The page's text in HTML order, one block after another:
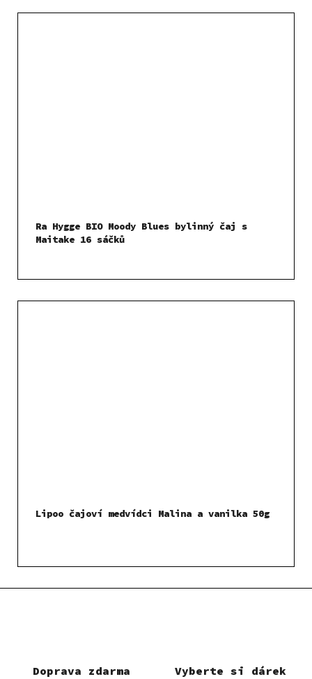
Doprava zdarma Vyberte si dárek
Ra Hygge BIO Moody Blues bylinný čaj s
Maitake 16 sáčků
Lipoo čajoví medvídci Malina a vanilka 50g